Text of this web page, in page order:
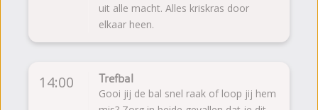
uit alle macht. Alles kriskras door
elkaar heen.
14:00 Trefbal
Gooi jij de bal snel raak of loop jij hem